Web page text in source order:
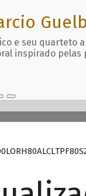
e seu quarteto
inspirado pelas